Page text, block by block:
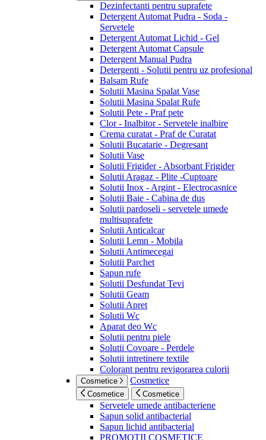
Dezinfectanti pentru suprafete
Detergent Automat Pudra - Soda -
Servetele
Detergent Automat Lichid - Gel
Detergent Automat Capsule
Detergent Manual Pudra
Detergenti - Solutii pentru uz profesional
Balsam Rufe
Solutii Masina Spalat Vase
Solutii Masina Spalat Rufe
Solutii Pete - Praf pete
Clor - Inalbitor - Servetele inalbire
Crema curatat - Praf de Curatat
Solutii Bucatarie - Degresant
Solutii Vase
Solutii Frigider - Absorbant Frigider
Solutii Aragaz - Plite -Cuptoare
Solutii Inox - Argint - Electrocasnice
Solutii Baie - Cabina de dus
Solutii pardoseli - servetele umede
multisuprafete
Solutii Anticalcar
Solutii Lemn - Mobila
Solutii Antimecegai
Solutii Parchet
Sapun rufe
Solutii Desfundat Tevi
Solutii Geam
Solutii Apret
Solutii Wc
Aparat deo Wc
Solutii pentru piele
Solutii Covoare - Perdele
Solutii intretinere textile
Colorant pentru revigorarea culorii
Cosmetice Cosmetice
Cosmetice Cosmetice
Servetele umede antibacteriene
Sapun solid antibacterial
Sapun lichid antibacterial
PROMOTII COSMETICE